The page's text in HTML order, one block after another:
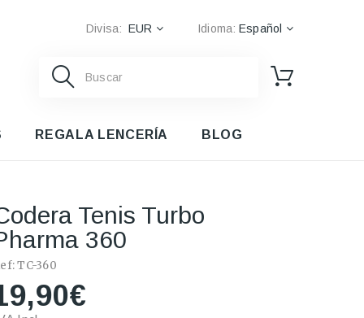
Idioma: Español
Divisa: EUR
REGALA LENCERÍA BLOG
Tenis Turbo
360
TC-360